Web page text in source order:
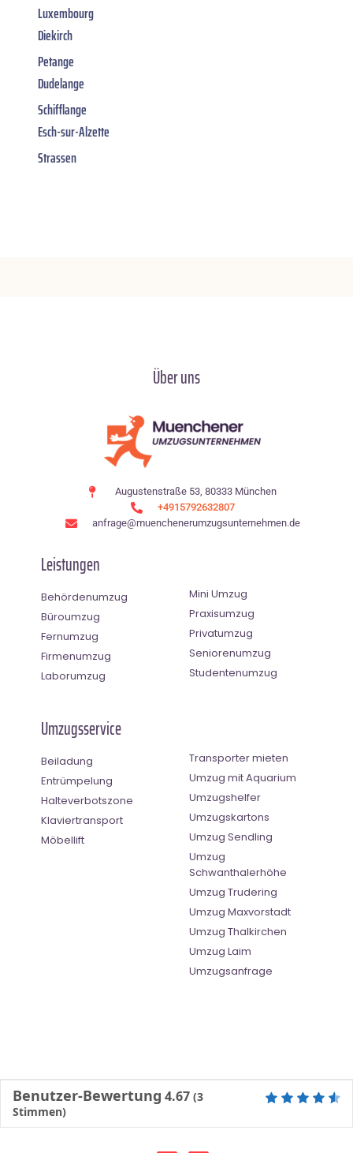
Luxembourg
Diekirch
Petange
Dudelange
Schifflange
Esch-sur-Alzette
Strassen
Über uns
Augustenstraße 53, 80333 München
+4915792632807
anfrage@muenchenerumzugsunternehmen.de
Leistungen
Behördenumzug
Büroumzug
Fernumzug
Firmenumzug
Laborumzug
Mini Umzug
Praxisumzug
Privatumzug
Seniorenumzug
Studentenumzug
Umzugsservice
Beiladung
Entrümpelung
Halteverbotszone
Klaviertransport
Möbellift
Transporter mieten
Umzug mit Aquarium
Umzugshelfer
Umzugskartons
Umzug Sendling
Umzug
Schwanthalerhöhe
Umzug Trudering
Umzug Maxvorstadt
Umzug Thalkirchen
Umzug Laim
Umzugsanfrage
Benutzer-Bewertung 4.67 (3
Stimmen)